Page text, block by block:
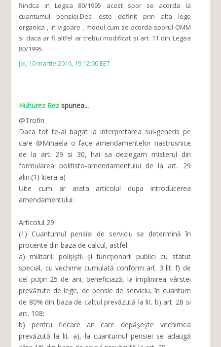
fiindca in Legea 80/1995 acest spor se acorda la
cuantumul pensiei.Deci este definit prin alta lege
organica , in vigoare , modul cum se acorda sporul OMM
si daca ar fi altfel ar trebui modificat si art. 11 din Legea
80/1995.
joi, 10 martie 2016, 19:12:00 EET
Huhurez Rezspunea...
@Trofin
Daca tot te-ai bagat la interpretarea sui-generis pe
care @Mihaela o face amendamentelor nastrusnice
de la art. 29 si 30, hai sa dezlegam misterul din
formularea politisto-amendamentului de la art. 29
alin.(1) litera a)
Uite cum ar arata articolul dupa introducerea
amendamentului:
Articolul 29
(1) Cuantumul pensiei de serviciu se determină în
procente din baza de calcul, astfel:
a) militarii, poliţiştii şi funcţionarii publici cu statut
special, cu vechime cumulată conform art. 3 lit. f) de
cel puţin 25 de ani, beneficiază, la împlinirea vârstei
prevăzute de lege, de pensie de serviciu, în cuantum
de 80% din baza de calcul prevăzută la lit. b),art. 28 si
art. 108;
b) pentru fiecare an care depăşeşte vechimea
prevăzută la lit. a), la cuantumul pensiei se adaugă